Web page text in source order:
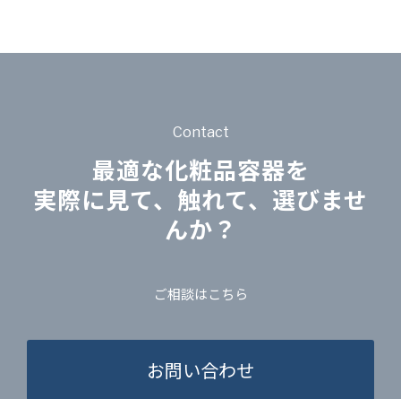
Contact
最適な化粧品容器を
実際に見て、触れて、選びませ
んか？
ご相談はこちら
お問い合わせ